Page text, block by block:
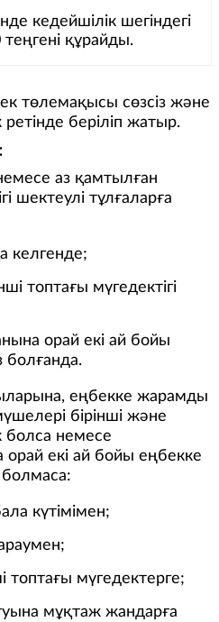
кедейшілік шегіндегі
құрайды.
төлемақысы сөзсіз және
беріліп жатыр.
аз қамтылған
шектеулі тұлғаларға
келгенде;
топтағы мүгедектігі
орай екі ай бойы
болғанда.
еңбекке жарамды
бірінші және
болса немесе
орай екі ай бойы еңбекке
күтімімен;
топтағы мүгедектерге;
мұқтаж жандарға